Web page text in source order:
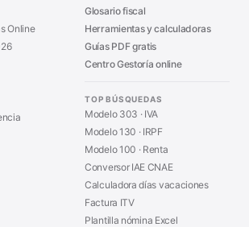
Online
Glosario fiscal
Herramientas y calculadoras
Guías PDF gratis
Centro Gestoría online
TOP BÚSQUEDAS
Modelo 303 · IVA
Modelo 130 · IRPF
Modelo 100 · Renta
Conversor IAE CNAE
Calculadora días vacaciones
Factura ITV
Plantilla nómina Excel